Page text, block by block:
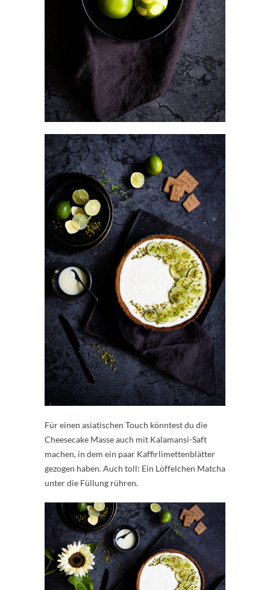
Für einen asiatischen Touch könntest du die
Cheesecake Masse auch mit Kalamansi-Saft
machen, in dem ein paar Kaffirlimettenblätter
gezogen haben. Auch toll: Ein Löffelchen Matcha
unter die Füllung rühren.